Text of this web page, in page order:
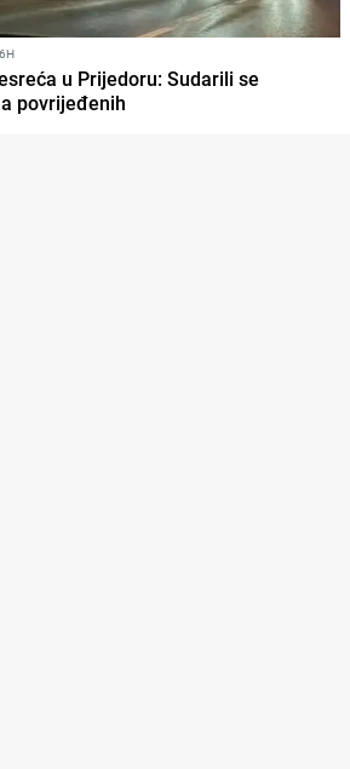
u Prijedoru: Sudarili se
povrijeđenih